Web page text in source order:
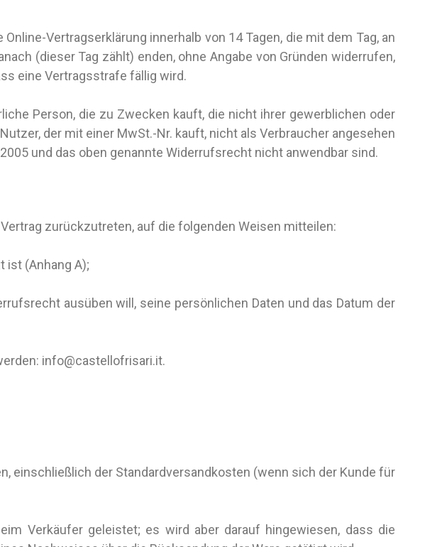
Vertragserklärung innerhalb von 14 Tagen, die mit dem Tag, an
(dieser Tag zählt) enden, ohne Angabe von Gründen widerrufen,
eine Vertragsstrafe fällig wird.
Person, die zu Zwecken kauft, die nicht ihrer gewerblichen oder
der mit einer MwSt.-Nr. kauft, nicht als Verbraucher angesehen
und das oben genannte Widerrufsrecht nicht anwendbar sind.
zurückzutreten, auf die folgenden Weisen mitteilen:
ist (Anhang A);
ausüben will, seine persönlichen Daten und das Datum der
info@castellofrisari.it.
einschließlich der Standardversandkosten (wenn sich der Kunde für
Verkäufer geleistet; es wird aber darauf hingewiesen, dass die